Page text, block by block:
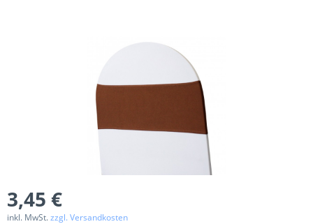
3,45 €
inkl. MwSt.zzgl. Versandkosten